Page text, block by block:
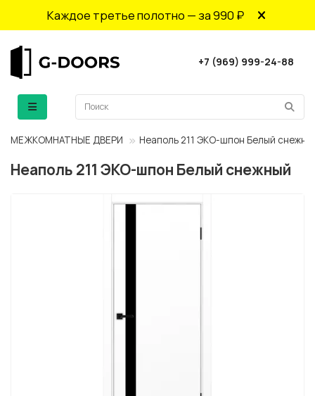
Каждое третье полотно — за 990 ₽
+7 (969) 999-24-88
МЕЖКОМНАТНЫЕ ДВЕРИ Неаполь 211 ЭКО-шпон Белый
Неаполь 211 ЭКО-шпон Белый снежный